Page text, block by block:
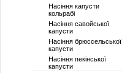
Насіння капусти
кольрабі
Насіння савойської
капусти
Насіння брюссельської
капусти
Насіння пекінської
капусти